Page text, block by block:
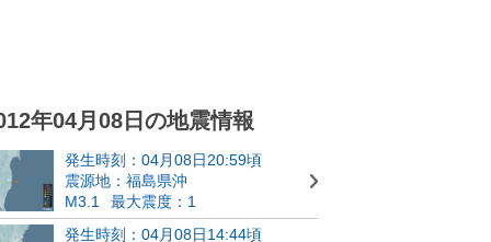
年04月08日の地震情報
発生時刻：04月08日20:59頃
震源地：福島県沖
M3.1
最大震度：1
発生時刻：04月08日14:44頃